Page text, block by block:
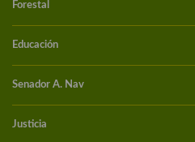
Forestal
Educación
Senador A. Nav
Justicia